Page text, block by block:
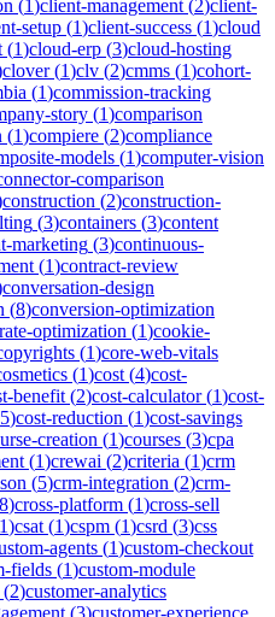
(1)client-management (2)client-
setup (1)client-success (1)cloud
(1)cloud-erp (3)cloud-hosting
clover(1)clv (2)cmms (1)cohort-
(1)commission-tracking
story (1)comparison
(1)compiere (2)compliance
models (1)computer-vision
comparison
construction (2)construction-
(3)containers (3)content
marketing (3)continuous-
(1)contract-review
conversation-design
(8)conversion-optimization
optimization (1)cookie-
(1)core-web-vitals
(1)cost (4)cost-
benefit (2)cost-calculator(1)cost-
5)cost-reduction (1)cost-savings
creation (1)courses (3)cpa
(1)crewai (2)criteria (1)crm
(5)crm-integration (2)crm-
8)cross-platform (1)cross-sell
1)csat (1)cspm (1)csrd (3)css
agents (1)custom-checkout
fields (1)custom-module
(2)customer-analytics
(3)customer-experience